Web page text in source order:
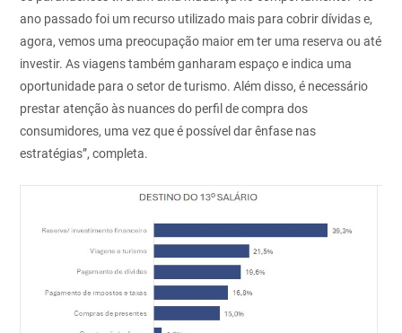
ano passado foi um recurso utilizado mais para cobrir dívidas e,
agora, vemos uma preocupação maior em ter uma reserva ou até
investir. As viagens também ganharam espaço e indica uma
oportunidade para o setor de turismo. Além disso, é necessário
prestar atenção às nuances do perfil de compra dos
consumidores, uma vez que é possível dar ênfase nas
estratégias”, completa.